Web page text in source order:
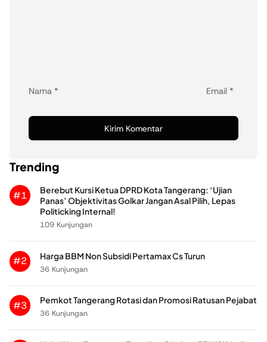
Nama * Email *
Trending
#1
Berebut Kursi Ketua DPRD Kota Tangerang: ‘Ujian
Panas’ Objektivitas Golkar Jangan Asal Pilih, Lepas
Politicking Internal!
109 Kunjungan
#2
Harga BBM Non Subsidi Pertamax Cs Turun
36 Kunjungan
#3
Pemkot Tangerang Rotasi dan Promosi Ratusan Pejabat
36 Kunjungan